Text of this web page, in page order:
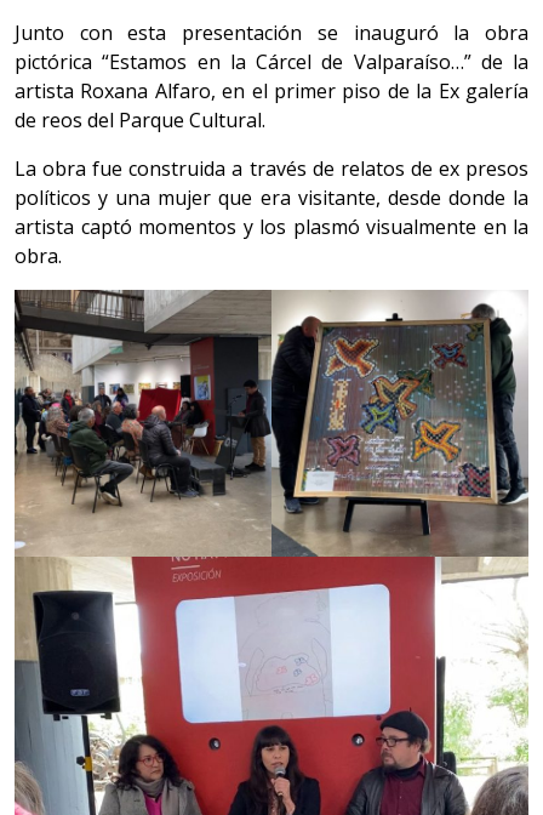
Junto con esta presentación se inauguró la obra
pictórica “Estamos en la Cárcel de Valparaíso…” de la
artista Roxana Alfaro, en el primer piso de la Ex galería
de reos del Parque Cultural.
La obra fue construida a través de relatos de ex presos
políticos y una mujer que era visitante, desde donde la
artista captó momentos y los plasmó visualmente en la
obra.